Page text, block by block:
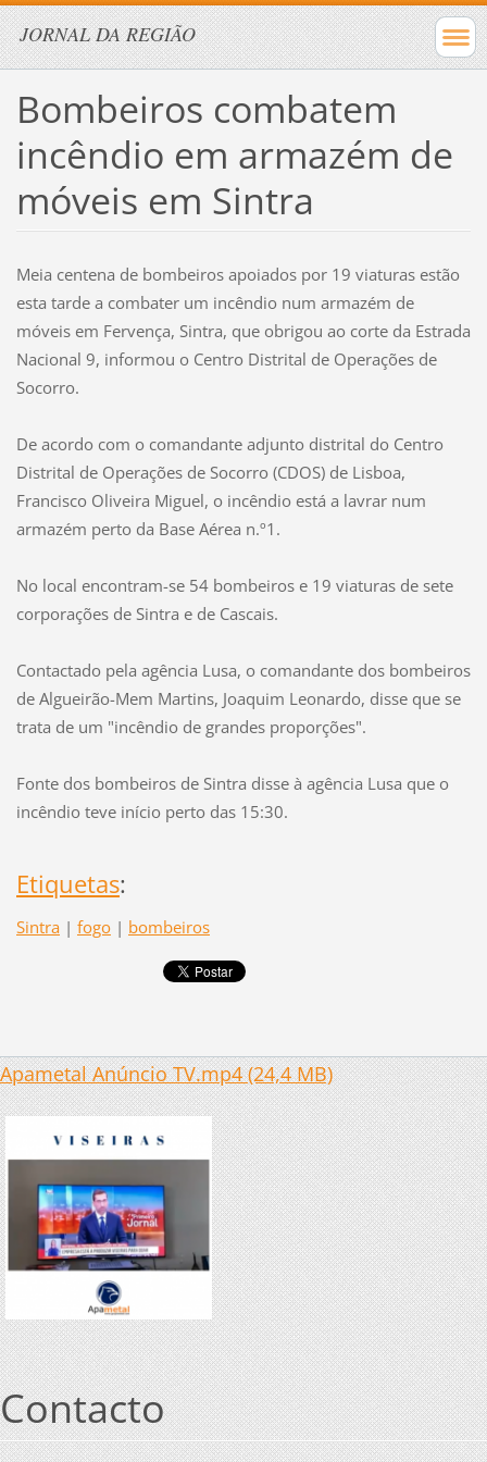
JORNAL DA REGIÃO
Bombeiros combatem
incêndio em armazém de
móveis em Sintra
Meia centena de bombeiros apoiados por 19 viaturas estão
esta tarde a combater um incêndio num armazém de
móveis em Fervença, Sintra, que obrigou ao corte da Estrada
Nacional 9, informou o Centro Distrital de Operações de
Socorro.
De acordo com o comandante adjunto distrital do Centro
Distrital de Operações de Socorro (CDOS) de Lisboa,
Francisco Oliveira Miguel, o incêndio está a lavrar num
armazém perto da Base Aérea n.º1.
No local encontram-se 54 bombeiros e 19 viaturas de sete
corporações de Sintra e de Cascais.
Contactado pela agência Lusa, o comandante dos bombeiros
de Algueirão-Mem Martins, Joaquim Leonardo, disse que se
trata de um "incêndio de grandes proporções".
Fonte dos bombeiros de Sintra disse à agência Lusa que o
incêndio teve início perto das 15:30.
Etiquetas:
Sintra | fogo | bombeiros
Apametal Anúncio TV.mp4 (24,4 MB)
Contacto